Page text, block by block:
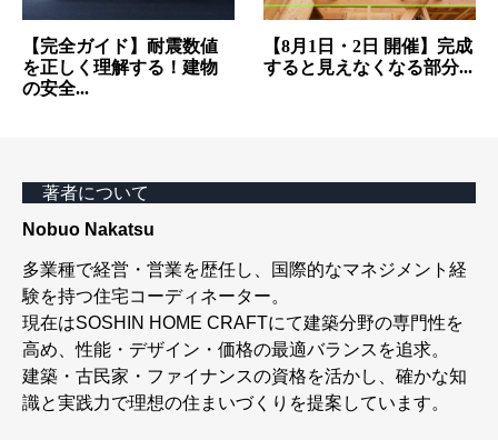
【完全ガイド】耐震数値
を正しく理解する！建物
の安全...
【8月1日・2日 開催】完成
すると見えなくなる部分...
著者について
Nobuo Nakatsu
多業種で経営・営業を歴任し、国際的なマネジメント経
験を持つ住宅コーディネーター。
現在はSOSHIN HOME CRAFTにて建築分野の専門性を
高め、性能・デザイン・価格の最適バランスを追求。
建築・古民家・ファイナンスの資格を活かし、確かな知
識と実践力で理想の住まいづくりを提案しています。